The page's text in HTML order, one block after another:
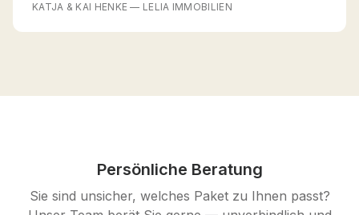
KATJA & KAI HENKE — LELIA IMMOBILIEN
Persönliche Beratung
Sie sind unsicher, welches Paket zu Ihnen passt?